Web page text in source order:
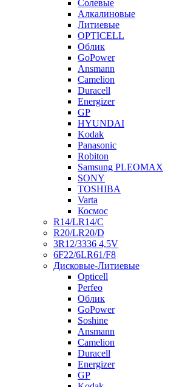
Солевые
Алкалиновые
Литиевые
OPTICELL
Облик
GoPower
Ansmann
Camelion
Duracell
Energizer
GP
HYUNDAI
Kodak
Panasonic
Robiton
Samsung PLEOMAX
SONY
TOSHIBA
Varta
Космос
R14/LR14/C
R20/LR20/D
3R12/3336 4,5V
6F22/6LR61/F8
Дисковые-Литиевые
Opticell
Perfeo
Облик
GoPower
Soshine
Ansmann
Camelion
Duracell
Energizer
GP